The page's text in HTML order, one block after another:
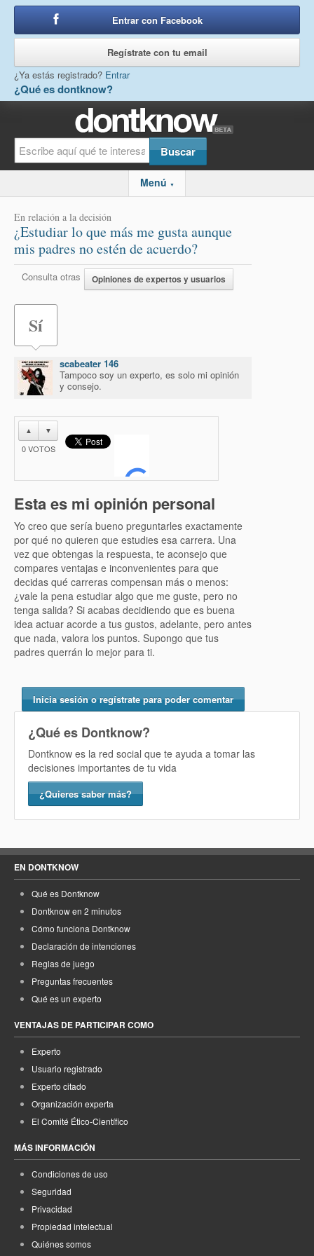
¿Qué es dontknow?
Entrar con Facebook
Regístrate con tu email
¿Ya estás registrado? Entrar
Menú ▼
En relación a la decisión
¿Estudiar lo que más me gusta aunque
mis padres no estén de acuerdo?
Consulta otras Opiniones de expertos y usuarios
Sí
scabeater 146
Tampoco soy un experto, es solo mi opinión
y consejo.
▲ ▼
0VOTOS
Esta es mi opinión personal
Yo creo que sería bueno preguntarles exactamente
por qué no quieren que estudies esa carrera. Una
vez que obtengas la respuesta, te aconsejo que
compares ventajas e inconvenientes para que
decidas qué carreras compensan más o menos:
¿vale la pena estudiar algo que me guste, pero no
tenga salida? Si acabas decidiendo que es buena
idea actuar acorde a tus gustos, adelante, pero antes
que nada, valora los puntos. Supongo que tus
padres querrán lo mejor para ti.
Inicia sesión o regístrate para poder comentar
¿Qué es Dontknow?
Dontknow es la red social que te ayuda a tomar las
decisiones importantes de tu vida
¿Quieres saber más?
EN DONTKNOW
Qué es Dontknow
Dontknow en 2 minutos
Cómo funciona Dontknow
Declaración de intenciones
Reglas de juego
Preguntas frecuentes
Qué es un experto
VENTAJAS DE PARTICIPAR COMO
Experto
Usuario registrado
Experto citado
Organización experta
El Comité Ético-Científico
MÁS INFORMACIÓN
Condiciones de uso
Seguridad
Privacidad
Propiedad intelectual
Quiénes somos